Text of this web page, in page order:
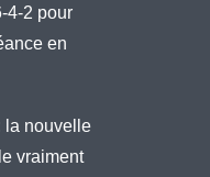
4-2 pour
en
la nouvelle
vraiment